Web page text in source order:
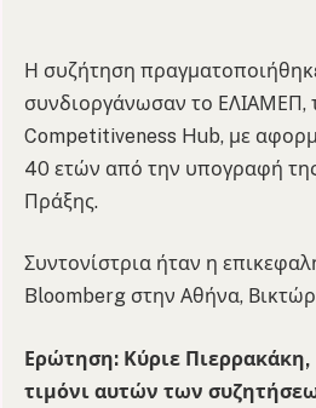
Η συζήτηση
συνδιοργάνωσαν το ΕΛΙΑΜΕΠ,
Competitiveness Hub, με
40 ετών από την υπογραφή
Πράξης.
Συντονίστρια ήταν η
Bloomberg στην Αθήνα,
Ερώτηση: Κύριε Πιερρακάκη,
τιμόνι αυτών των